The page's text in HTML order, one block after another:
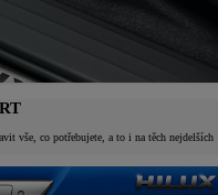
vše, co potřebujete, a to i na těch nejdelších